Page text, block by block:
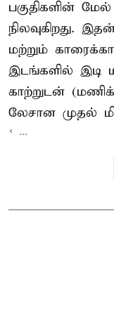
பகுதிகளின்
நிலவுகிறது.
மற்றும்
இடங்களில் இடி
காற்றுடன்
லேசான முதல்
< ...